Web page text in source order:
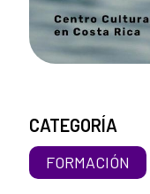
CATEGORÍA
FORMACIÓN